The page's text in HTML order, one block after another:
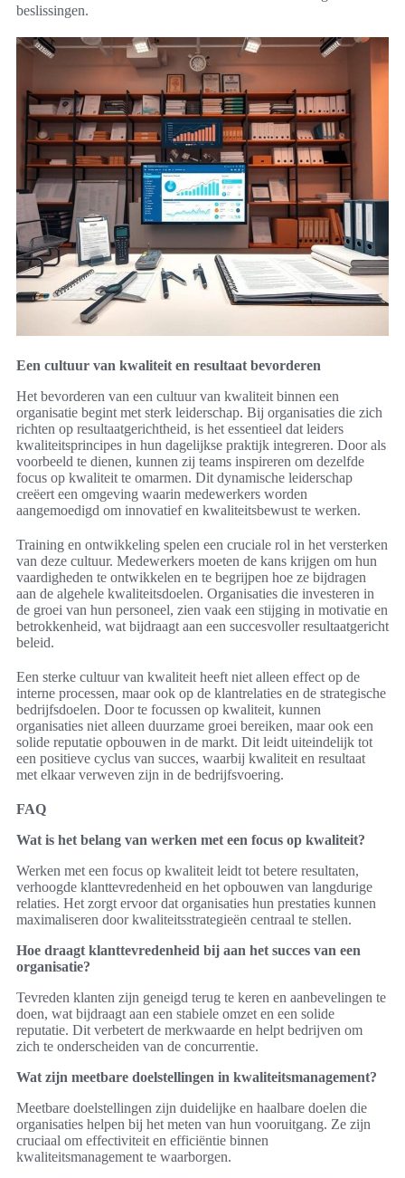
beslissingen.
Een cultuur van kwaliteit en resultaat bevorderen
Het bevorderen van een cultuur van kwaliteit binnen een
organisatie begint met sterk leiderschap. Bij organisaties die zich
richten op resultaatgerichtheid, is het essentieel dat leiders
kwaliteitsprincipes in hun dagelijkse praktijk integreren. Door als
voorbeeld te dienen, kunnen zij teams inspireren om dezelfde
focus op kwaliteit te omarmen. Dit dynamische leiderschap
creëert een omgeving waarin medewerkers worden
aangemoedigd om innovatief en kwaliteitsbewust te werken.
Training en ontwikkeling spelen een cruciale rol in het versterken
van deze cultuur. Medewerkers moeten de kans krijgen om hun
vaardigheden te ontwikkelen en te begrijpen hoe ze bijdragen
aan de algehele kwaliteitsdoelen. Organisaties die investeren in
de groei van hun personeel, zien vaak een stijging in motivatie en
betrokkenheid, wat bijdraagt aan een succesvoller resultaatgericht
beleid.
Een sterke cultuur van kwaliteit heeft niet alleen effect op de
interne processen, maar ook op de klantrelaties en de strategische
bedrijfsdoelen. Door te focussen op kwaliteit, kunnen
organisaties niet alleen duurzame groei bereiken, maar ook een
solide reputatie opbouwen in de markt. Dit leidt uiteindelijk tot
een positieve cyclus van succes, waarbij kwaliteit en resultaat
met elkaar verweven zijn in de bedrijfsvoering.
FAQ
Wat is het belang van werken met een focus op kwaliteit?
Werken met een focus op kwaliteit leidt tot betere resultaten,
verhoogde klanttevredenheid en het opbouwen van langdurige
relaties. Het zorgt ervoor dat organisaties hun prestaties kunnen
maximaliseren door kwaliteitsstrategieën centraal te stellen.
Hoe draagt klanttevredenheid bij aan het succes van een
organisatie?
Tevreden klanten zijn geneigd terug te keren en aanbevelingen te
doen, wat bijdraagt aan een stabiele omzet en een solide
reputatie. Dit verbetert de merkwaarde en helpt bedrijven om
zich te onderscheiden van de concurrentie.
Wat zijn meetbare doelstellingen in kwaliteitsmanagement?
Meetbare doelstellingen zijn duidelijke en haalbare doelen die
organisaties helpen bij het meten van hun vooruitgang. Ze zijn
cruciaal om effectiviteit en efficiëntie binnen
kwaliteitsmanagement te waarborgen.